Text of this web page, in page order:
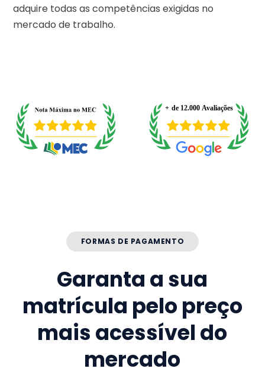
adquire todas as competências exigidas no
mercado de trabalho.
FORMAS DE PAGAMENTO
Garanta a sua
matrícula pelo preço
mais acessível do
mercado